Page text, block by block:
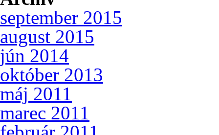
september 2015
august 2015
jún 2014
október 2013
máj 2011
marec 2011